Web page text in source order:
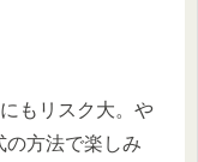
もリスク大。や
の方法で楽しみ